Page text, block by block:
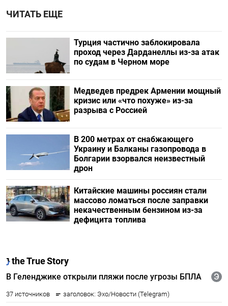
ЧИТАТЬ ЕЩЕ
Турция частично заблокировала
проход через Дарданеллы из-за атак
по судам в Черном море
Медведев предрек Армении мощный
кризис или «что похуже» из-за
разрыва с Россией
В 200 метрах от снабжающего
Украину и Балканы газопровода в
Болгарии взорвался неизвестный
дрон
Китайские машины россиян стали
массово ломаться после заправки
некачественным бензином из-за
дефицита топлива